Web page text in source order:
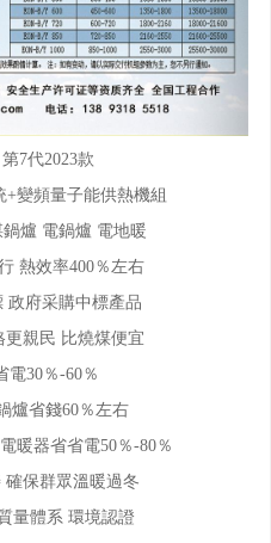
7代2023款
變頻量子能供熱機組
爐 電鍋爐 電地暖
熱效率400％左右
政府采購中標產品
親民 比燒煤便宜
電30％-60％
爐省錢60％左右
暖器省省電50％-80％
保群眾溫暖過冬
量體系 環境認證